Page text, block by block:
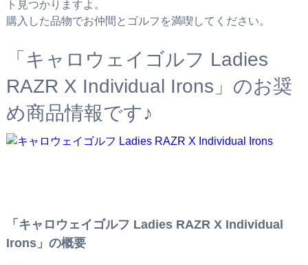
ト見つかりますよ。
購入した品物でお仲間とゴルフを満喫してください。
「キャロウェイゴルフ Ladies
RAZR X Individual Irons」のお奨
め商品情報です♪
「キャロウェイゴルフ Ladies RAZR X Individual
Irons」の概要